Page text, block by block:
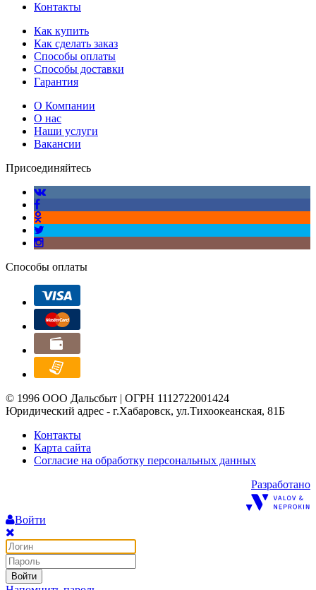
Контакты
Как купить
Как сделать заказ
Способы оплаты
Способы доставки
Гарантия
О Компании
О нас
Наши услуги
Вакансии
Присоединяйтесь
Способы оплаты
© 1996 ООО Дальсбыт | ОГРН 1112722001424
Юридический адрес - г.Хабаровск, ул.Тихоокеанская, 81Б
Контакты
Карта сайта
Согласие на обработку персональных данных
Разработано
Войти
Войти